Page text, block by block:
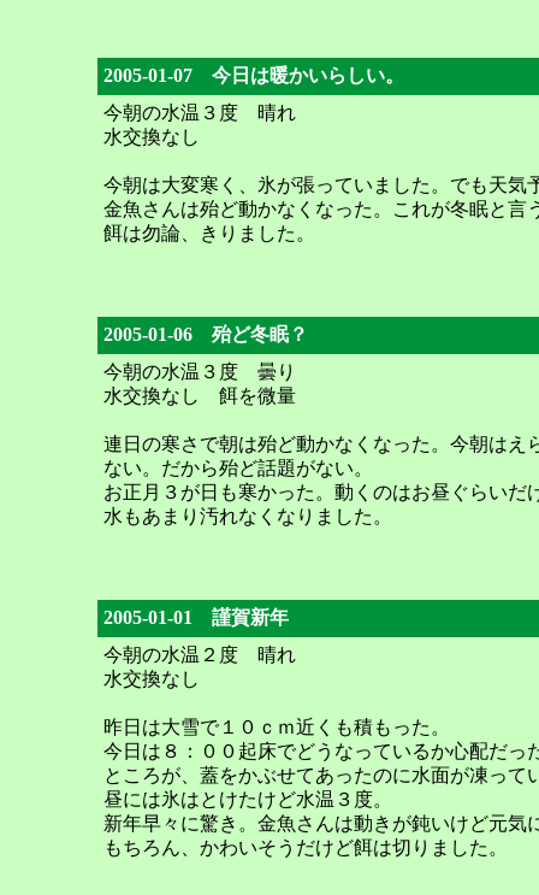
2005-01-07 今日は暖かいらしい。
今朝の水温３度 晴れ
水交換なし
今朝は大変寒く、氷が張っていました。でも天気
金魚さんは殆ど動かなくなった。これが冬眠と言
餌は勿論、きりました。
2005-01-06 殆ど冬眠？
今朝の水温３度 曇り
水交換なし 餌を微量
連日の寒さで朝は殆ど動かなくなった。今朝は
ない。だから殆ど話題がない。
お正月３が日も寒かった。動くのはお昼ぐらいだ
水もあまり汚れなくなりました。
2005-01-01 謹賀新年
今朝の水温２度 晴れ
水交換なし
昨日は大雪で１０ｃｍ近くも積もった。
今日は８：００起床でどうなっているか心配だっ
ところが、蓋をかぶせてあったのに水面が凍っ
昼には氷はとけたけど水温３度。
新年早々に驚き。金魚さんは動きが鈍いけど元気
もちろん、かわいそうだけど餌は切りました。